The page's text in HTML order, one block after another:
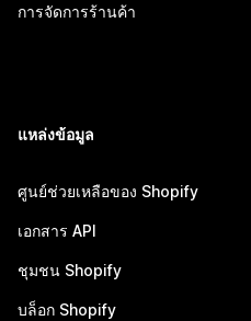
การจัดการร้านค้า
แหล่งข้อมูล
ศูนย์ช่วยเหลือของ Shopify
เอกสาร API
ชุมชน Shopify
บล็อก Shopify